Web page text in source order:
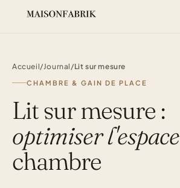
Accueil/Journal /Lit sur mesure
CHAMBRE & GAIN DE PLACE
Lit sur mesure :
optimiser l'espace
chambre